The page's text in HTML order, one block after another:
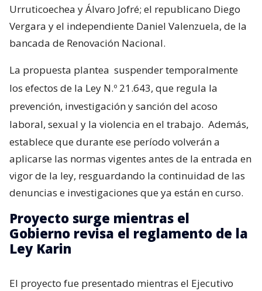
Urruticoechea y Álvaro Jofré; el republicano Diego
Vergara y el independiente Daniel Valenzuela, de la
bancada de Renovación Nacional.
La propuesta plantea suspender temporalmente
los efectos de la Ley N.º 21.643, que regula la
prevención, investigación y sanción del acoso
laboral, sexual y la violencia en el trabajo. Además,
establece que durante ese período volverán a
aplicarse las normas vigentes antes de la entrada en
vigor de la ley, resguardando la continuidad de las
denuncias e investigaciones que ya están en curso.
Proyecto surge mientras el
Gobierno revisa el reglamento de la
Ley Karin
El proyecto fue presentado mientras el Ejecutivo